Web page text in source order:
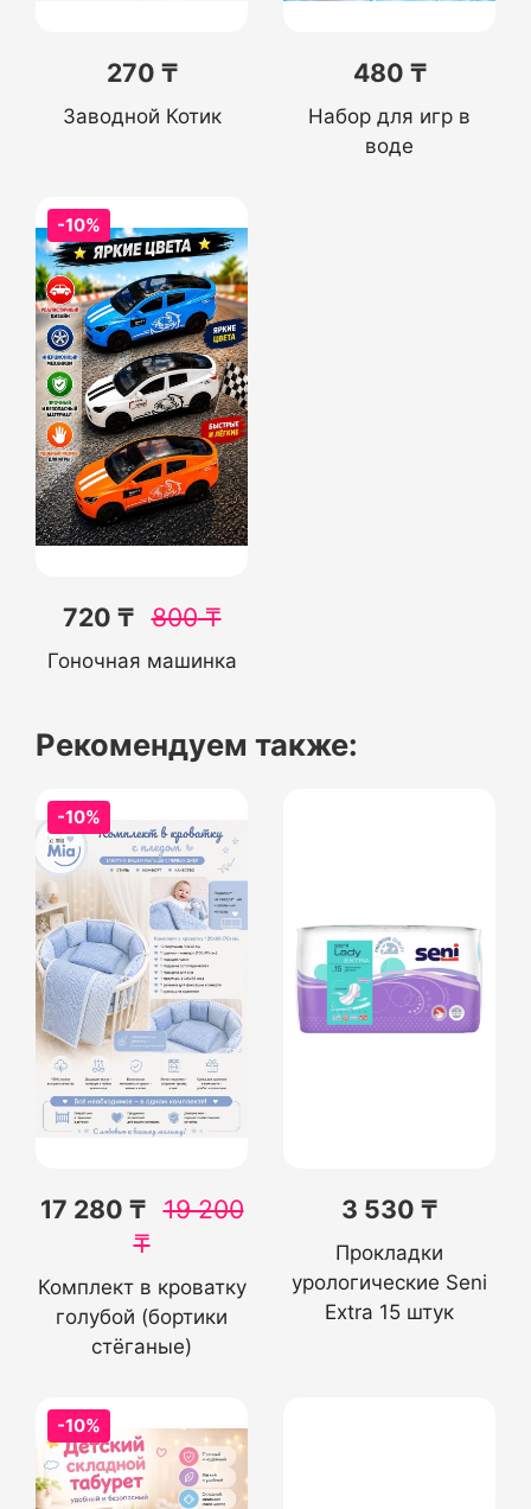
270 ₸
Заводной Котик
480 ₸
Набор для игр в
воде
-10%
720 ₸ 800₸
Гоночная машинка
Рекомендуем также:
-10%
17 280 ₸ 19 200
₸
Комплект в кроватку
голубой (бортики
стёганые)
3 530 ₸
Прокладки
урологические Seni
Extra 15 штук
-10%